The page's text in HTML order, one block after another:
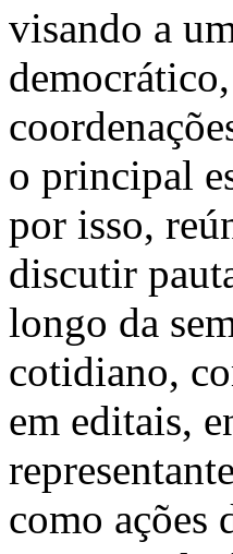
visando a
o principal
por isso,
discutir
longo da
cotidiano,
em editais,
como ações